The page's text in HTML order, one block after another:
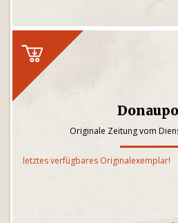
Originale Zeitung vom
letztes verfügbares Originalexemplar!